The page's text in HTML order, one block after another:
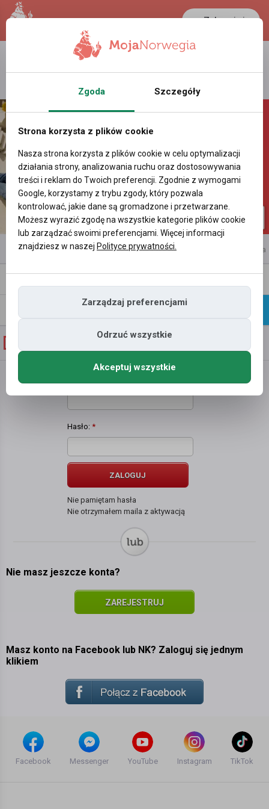
Zaloguj się
LANCASTER
36.9 °C 0.386 PLN
reklama
Napisz
wiadomość
mrsmonicamiko
Hasło: *
ZALOGUJ
Nie pamiętam hasła
Nie otrzymałem maila z aktywacją
Nie masz jeszcze konta?
ZAREJESTRUJ
Masz konto na Facebook lub NK? Zaloguj się jednym
klikiem
Facebook Messenger YouTube Instagram TikTok
Zgoda Szczegóły
Strona korzysta z plików cookie
Nasza strona korzysta z plików cookie w celu optymalizacji
działania strony, analizowania ruchu oraz dostosowywania
treści i reklam do Twoich preferencji. Zgodnie z wymogami
Google, korzystamy z trybu zgody, który pozwala
kontrolować, jakie dane są gromadzone i przetwarzane.
Możesz wyrazić zgodę na wszystkie kategorie plików cookie
lub zarządzać swoimi preferencjami. Więcej informacji
znajdziesz w naszej Polityce prywatności.
Zarządzaj preferencjami
Odrzuć wszystkie
Akceptuj wszystkie